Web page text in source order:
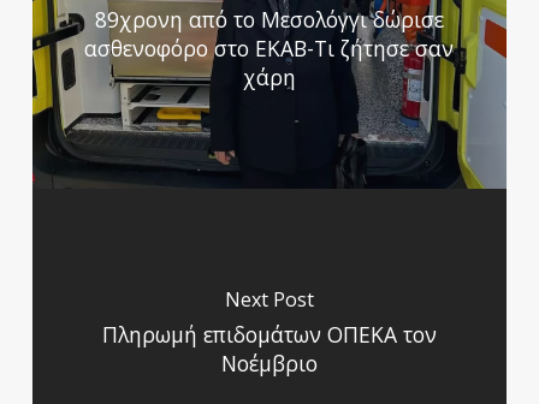
89χρονη από το Μεσολόγγι δώρισε
ασθενοφόρο στο ΕΚΑΒ-Τι ζήτησε σαν
χάρη
Next Post
Πληρωμή επιδομάτων ΟΠΕΚΑ τον
Νοέμβριο